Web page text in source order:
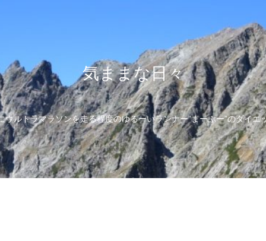
気ままな日々
ウルトラマラソンを走る程度のゆるーいランナー”まーぶー”のダイエ